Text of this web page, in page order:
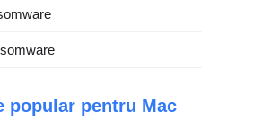
popular pentru Mac